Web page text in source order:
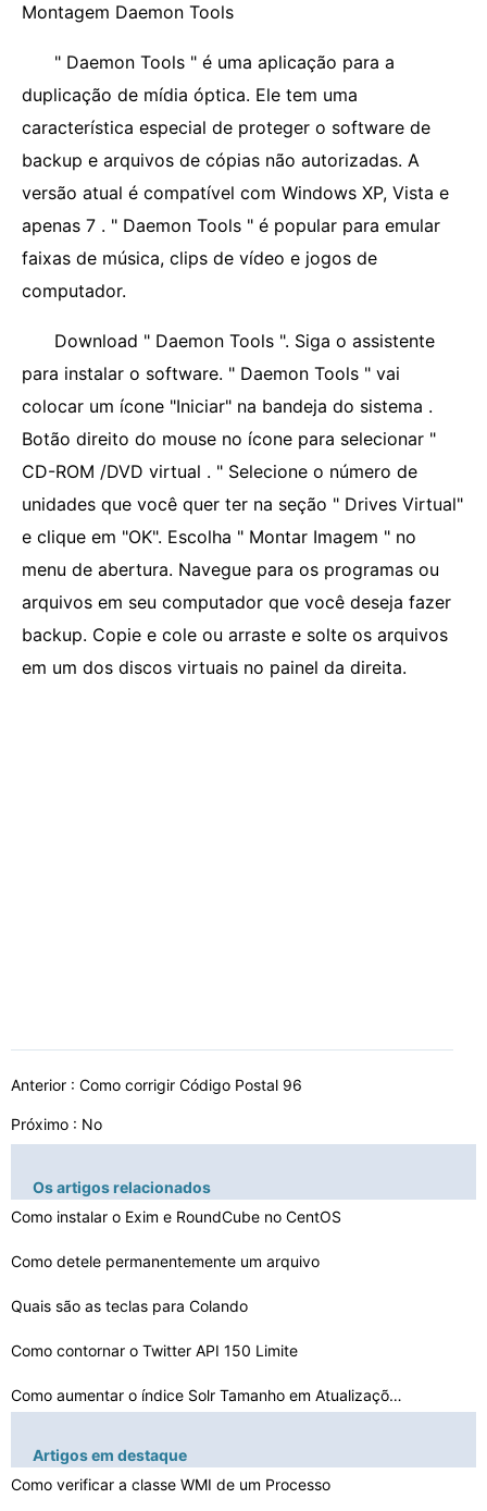
Montagem Daemon Tools
" Daemon Tools " é uma aplicação para a
duplicação de mídia óptica. Ele tem uma
característica especial de proteger o software de
backup e arquivos de cópias não autorizadas. A
versão atual é compatível com Windows XP, Vista e
apenas 7 . " Daemon Tools " é popular para emular
faixas de música, clips de vídeo e jogos de
computador.
Download " Daemon Tools ". Siga o assistente
para instalar o software. " Daemon Tools " vai
colocar um ícone "Iniciar" na bandeja do sistema .
Botão direito do mouse no ícone para selecionar "
CD-ROM /DVD virtual . " Selecione o número de
unidades que você quer ter na seção " Drives Virtual"
e clique em "OK". Escolha " Montar Imagem " no
menu de abertura. Navegue para os programas ou
arquivos em seu computador que você deseja fazer
backup. Copie e cole ou arraste e solte os arquivos
em um dos discos virtuais no painel da direita.
Anterior : Como corrigir Código Postal 96
Próximo : No
Os artigos relacionados
Como instalar o Exim e RoundCube no CentOS
Como detele permanentemente um arquivo
Quais são as teclas para Colando
Como contornar o Twitter API 150 Limite
Como aumentar o índice Solr Tamanho em Atualizações
SQL para comportar mais como I- SQL
Como usar LeapFILE em um Iframe
Artigos em destaque
Como verificar a classe WMI de um Processo